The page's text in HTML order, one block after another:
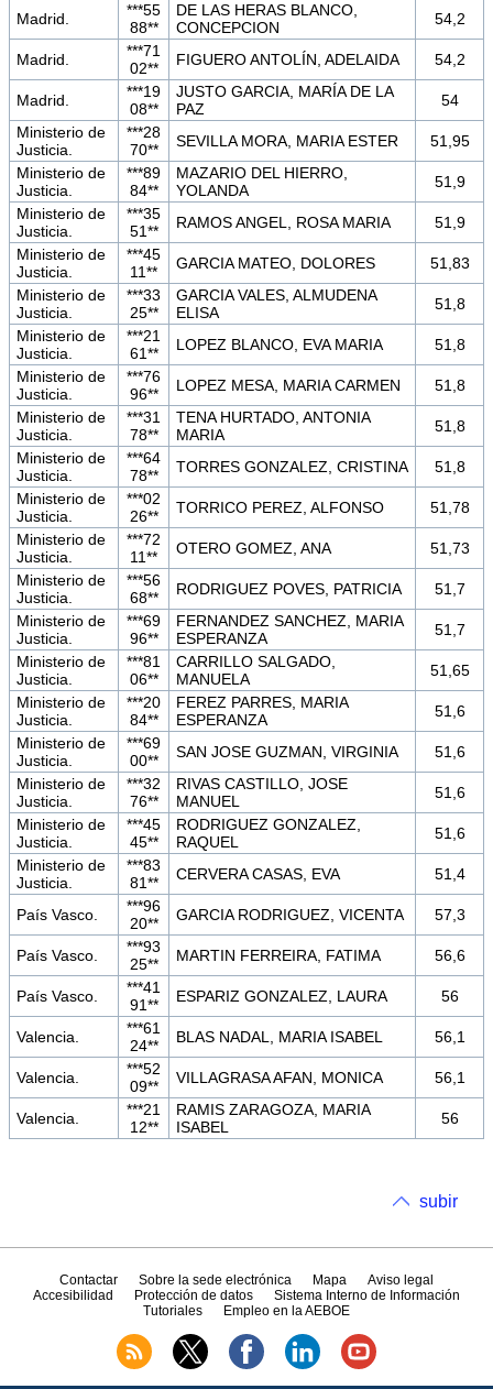
Madrid.
***55
88**
DE LAS HERAS BLANCO,
CONCEPCION
54,2
Madrid.
***71
02**
FIGUERO ANTOLÍN, ADELAIDA 54,2
Madrid.
***19
08**
JUSTO GARCIA, MARÍA DE LA
PAZ
54
Ministerio de
Justicia.
***28
70**
SEVILLA MORA, MARIA ESTER
51,95
Ministerio de
Justicia.
***89
84**
MAZARIO DEL HIERRO,
YOLANDA
51,9
Ministerio de
Justicia.
***35
51**
RAMOS ANGEL, ROSA MARIA
51,9
Ministerio de
Justicia.
***45
11**
GARCIA MATEO, DOLORES
51,83
Ministerio de
Justicia.
***33
25**
GARCIA VALES, ALMUDENA
ELISA
51,8
Ministerio de
Justicia.
***21
61**
LOPEZ BLANCO, EVA MARIA
51,8
Ministerio de
Justicia.
***76
96**
LOPEZ MESA, MARIA CARMEN
51,8
Ministerio de
Justicia.
***31
78**
TENA HURTADO, ANTONIA
MARIA
51,8
Ministerio de
Justicia.
***64
78**
TORRES GONZALEZ, CRISTINA
51,8
Ministerio de
Justicia.
***02
26**
TORRICO PEREZ, ALFONSO
51,78
Ministerio de
Justicia.
***72
11**
OTERO GOMEZ, ANA
51,73
Ministerio de
Justicia.
***56
68**
RODRIGUEZ POVES, PATRICIA
51,7
Ministerio de
Justicia.
***69
96**
FERNANDEZ SANCHEZ, MARIA
ESPERANZA
51,7
Ministerio de
Justicia.
***81
06**
CARRILLO SALGADO,
MANUELA
51,65
Ministerio de
Justicia.
***20
84**
FEREZ PARRES, MARIA
ESPERANZA
51,6
Ministerio de
Justicia.
***69
00**
SAN JOSE GUZMAN, VIRGINIA
51,6
Ministerio de
Justicia.
***32
76**
RIVAS CASTILLO, JOSE
MANUEL
51,6
Ministerio de
Justicia.
***45
45**
RODRIGUEZ GONZALEZ,
RAQUEL
51,6
Ministerio de
Justicia.
***83
81**
CERVERA CASAS, EVA 51,4
País Vasco.
***96
20**
GARCIA RODRIGUEZ, VICENTA 57,3
País Vasco.
***93
25**
MARTIN FERREIRA, FATIMA 56,6
País Vasco.
***41
91**
ESPARIZ GONZALEZ, LAURA 56
Valencia.
***61
24**
BLAS NADAL, MARIA ISABEL 56,1
Valencia.
***52
09**
VILLAGRASA AFAN, MONICA 56,1
Valencia.
***21
12**
RAMIS ZARAGOZA, MARIA
ISABEL
56
subir
Contactar Sobre la sede electrónica Mapa
Aviso legal
Accesibilidad
Protección de datos
Sistema Interno de Información
Tutoriales
Empleo en la AEBOE